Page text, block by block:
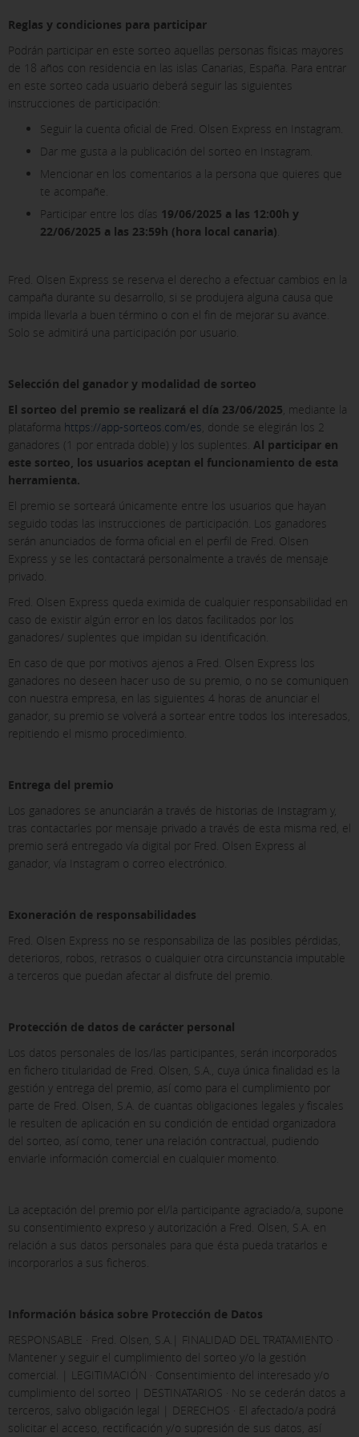
Reglas y condiciones para participar
Podrán participar en este sorteo aquellas personas físicas mayores
de 18 años con residencia en las islas Canarias, España. Para entrar
en este sorteo cada usuario deberá seguir las siguientes
instrucciones de participación:
Seguir la cuenta oficial de Fred. Olsen Express en Instagram.
Dar me gusta a la publicación del sorteo en Instagram.
Mencionar en los comentarios a la persona que quieres que
te acompañe.
Participar entre los días 19/06/2025 a las 12:00h y
22/06/2025 a las 23:59h (hora local canaria).
Fred. Olsen Express se reserva el derecho a efectuar cambios en la
campaña durante su desarrollo, si se produjera alguna causa que
impida llevarla a buen término o con el fin de mejorar su avance.
Solo se admitirá una participación por usuario.
Selección del ganador y modalidad de sorteo
El sorteo del premio se realizará el día 23/06/2025, mediante la
plataforma https://app-sorteos.com/es, donde se elegirán los 2
ganadores (1 por entrada doble) y los suplentes. Al participar en
este sorteo, los usuarios aceptan el funcionamiento de esta
herramienta.
El premio se sorteará únicamente entre los usuarios que hayan
seguido todas las instrucciones de participación. Los ganadores
serán anunciados de forma oficial en el perfil de Fred. Olsen
Express y se les contactará personalmente a través de mensaje
privado.
Fred. Olsen Express queda eximida de cualquier responsabilidad en
caso de existir algún error en los datos facilitados por los
ganadores/ suplentes que impidan su identificación.
En caso de que por motivos ajenos a Fred. Olsen Express los
ganadores no deseen hacer uso de su premio, o no se comuniquen
con nuestra empresa, en las siguientes 4 horas de anunciar el
ganador, su premio se volverá a sortear entre todos los interesados,
repitiendo el mismo procedimiento.
Entrega del premio
Los ganadores se anunciarán a través de historias de Instagram y,
tras contactarles por mensaje privado a través de esta misma red, el
premio será entregado vía digital por Fred. Olsen Express al
ganador, vía Instagram o correo electrónico.
Exoneración de responsabilidades
Fred. Olsen Express no se responsabiliza de las posibles pérdidas,
deterioros, robos, retrasos o cualquier otra circunstancia imputable
a terceros que puedan afectar al disfrute del premio.
Protección de datos de carácter personal
Los datos personales de los/las participantes, serán incorporados
en fichero titularidad de Fred. Olsen, S.A., cuya única finalidad es la
gestión y entrega del premio, así como para el cumplimiento por
parte de Fred. Olsen, S.A. de cuantas obligaciones legales y fiscales
le resulten de aplicación en su condición de entidad organizadora
del sorteo, así como, tener una relación contractual, pudiendo
enviarle información comercial en cualquier momento.
La aceptación del premio por el/la participante agraciado/a, supone
su consentimiento expreso y autorización a Fred. Olsen, S.A. en
relación a sus datos personales para que ésta pueda tratarlos e
incorporarlos a sus ficheros.
Información básica sobre Protección de Datos
RESPONSABLE · Fred. Olsen, S.A.| FINALIDAD DEL TRATAMIENTO ·
Mantener y seguir el cumplimiento del sorteo y/o la gestión
comercial. | LEGITIMACIÓN · Consentimiento del interesado y/o
cumplimiento del sorteo | DESTINATARIOS · No se cederán datos a
terceros, salvo obligación legal | DERECHOS · El afectado/a podrá
solicitar el acceso, rectificación y/o supresión de sus datos, así